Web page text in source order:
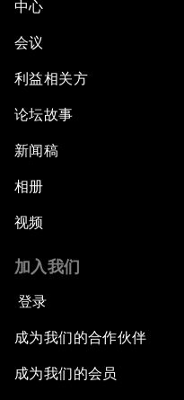
中心
会议
利益相关方
论坛故事
新闻稿
相册
视频
加入我们
登录
成为我们的合作伙伴
成为我们的会员